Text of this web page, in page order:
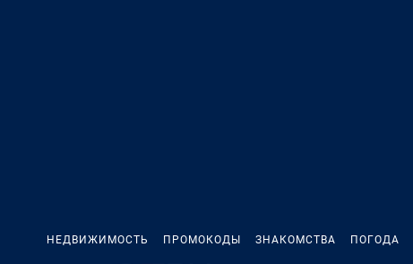
НЕДВИЖИМОСТЬ ПРОМОКОДЫ ЗНАКОМСТВА ПОГОДА